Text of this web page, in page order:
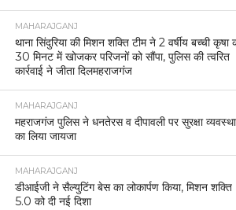
MAHARAJGANJ
थाना सिंदुरिया की मिशन शक्ति टीम ने 2 वर्षीय बच्ची कृषा
30 मिनट में खोजकर परिजनों को सौंपा, पुलिस की त्वरित
कार्रवाई ने जीता दिलमहराजगंज
MAHARAJGANJ
महराजगंज पुलिस ने धनतेरस व दीपावली पर सुरक्षा व्यवस्था
का लिया जायजा
MAHARAJGANJ
डीआईजी ने सैल्युटिंग बेस का लोकार्पण किया, मिशन शक्ति
5.0 को दी नई दिशा